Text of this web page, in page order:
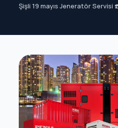
Şişli 19 mayıs Jeneratör Servisi